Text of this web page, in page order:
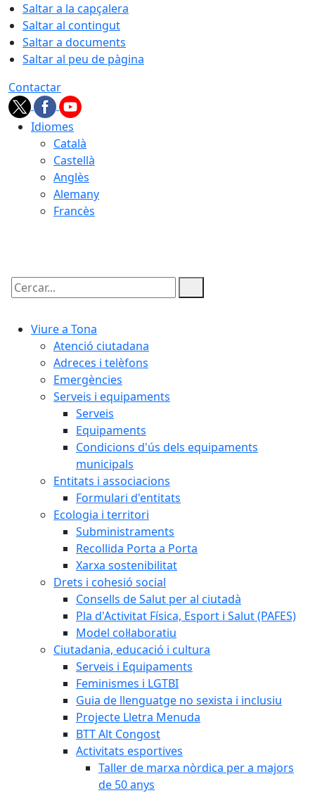
Saltar a la capçalera
Saltar al contingut
Saltar a documents
Saltar al peu de pàgina
Contactar
Idiomes
Català
Castellà
Anglès
Alemany
Francès
Cercar:
Viure a Tona
Atenció ciutadana
Adreces i telèfons
Emergències
Serveis i equipaments
Serveis
Equipaments
Condicions d'ús dels equipaments
municipals
Entitats i associacions
Formulari d'entitats
Ecologia i territori
Subministraments
Recollida Porta a Porta
Xarxa sostenibilitat
Drets i cohesió social
Consells de Salut per al ciutadà
Pla d'Activitat Física, Esport i Salut (PAFES)
Model col·laboratiu
Ciutadania, educació i cultura
Serveis i Equipaments
Feminismes i LGTBI
Guia de llenguatge no sexista i inclusiu
Projecte Lletra Menuda
BTT Alt Congost
Activitats esportives
Taller de marxa nòrdica per a majors
de 50 anys